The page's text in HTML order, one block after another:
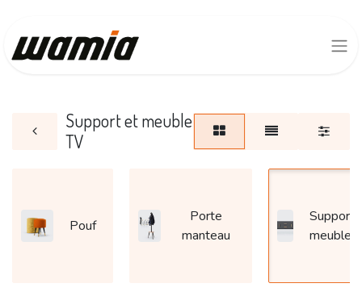
Support et meuble
TV
Pouf
Porte
manteau
Support
meuble